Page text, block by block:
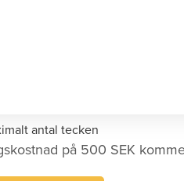
antal tecken
på 500 SEK